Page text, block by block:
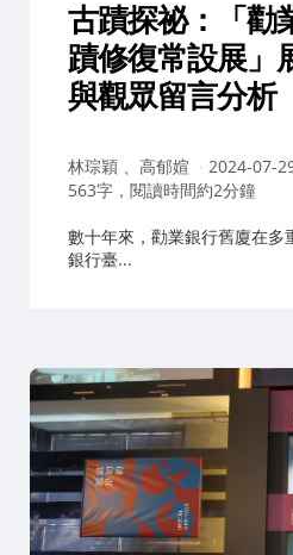
古蹟探祕：「勸
蹟修復常設展」
與觀眾留言分析
作
者：
林琮穎 、高郁媗
2024-07-
563字，閱讀時間約2分鐘
數十年來，勸業銀行舊廈在多
銀行臺...